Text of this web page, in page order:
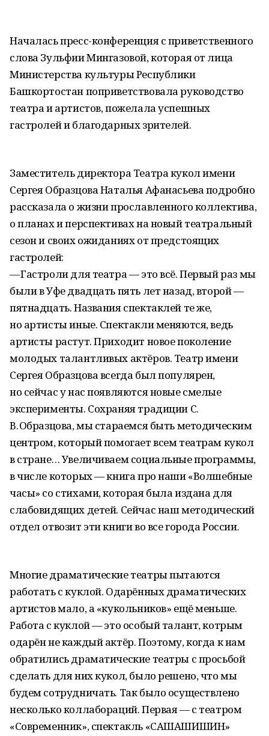
Началась пресс-конференция с приветственного
слова Зульфии Мингазовой, которая от лица
Министерства культуры Респуб­лики
Башкортостан поприветствовала руководство
театра и артистов, пожелала успешных
гастролей и благодарных зрителей.
Заместитель директора Театра кукол имени
Сергея Образцова Наталья Афанасьева подробно
рассказала о жизни прославленного коллектива,
о планах и перспективах на новый театральный
сезон и своих ожиданиях от предстоящих
гастролей:
— Гастроли для театра — это всё. Первый раз мы
были в Уфе двадцать пять лет назад, второй —
пятнадцать. Названия спектаклей те же,
но артисты иные. Спектакли меняются, ведь
артисты растут. Приходит новое поколение
молодых талантливых актёров. Театр имени
Сергея Образцова всегда был популярен,
но сейчас у нас появляются новые смелые
эксперименты. Сохраняя традиции С.
В. Образцова, мы стараемся быть методическим
центром, который помогает всем театрам кукол
в стране… Увеличиваем социальные программы,
в числе которых — книга про наши «Волшебные
часы» со стихами, которая была издана для
слабовидящих детей. Сейчас наш методический
отдел отвозит эти книги во все города России.
Многие драматические театры пытаются
работать с куклой. Одарённых драматических
артистов мало, а «кукольников» ещё меньше.
Работа с куклой — это особый талант, котрым
одарён не каждый актёр. Поэтому, когда к нам
обратились драматические театры с просьбой
сделать для них кукол, было решено, что мы
будем сотрудничать. Так было осуществлено
несколько коллабораций. Первая — с театром
«Современник», спектакль «САШАШИШИН»